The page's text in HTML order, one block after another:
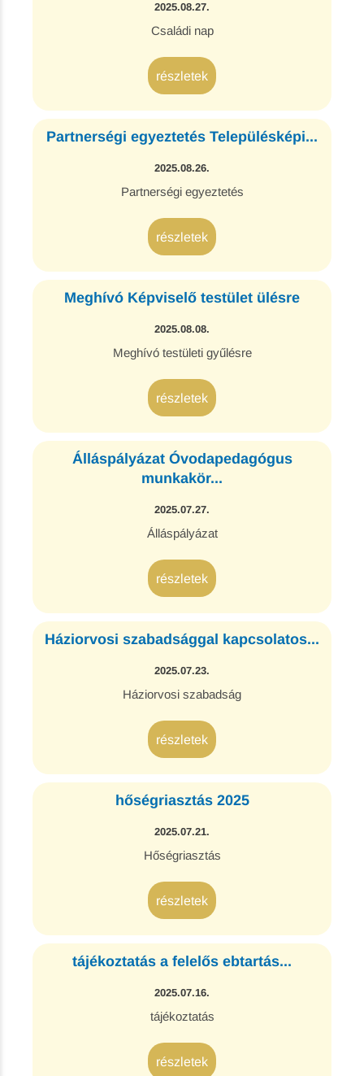
2025.08.27.
Családi nap
részletek
Partnerségi egyeztetés Településképi...
2025.08.26.
Partnerségi egyeztetés
részletek
Meghívó Képviselő testület ülésre
2025.08.08.
Meghívó testületi gyűlésre
részletek
Álláspályázat Óvodapedagógus
munkakör...
2025.07.27.
Álláspályázat
részletek
Háziorvosi szabadsággal kapcsolatos...
2025.07.23.
Háziorvosi szabadság
részletek
hőségriasztás 2025
2025.07.21.
Hőségriasztás
részletek
tájékoztatás a felelős ebtartás...
2025.07.16.
tájékoztatás
részletek